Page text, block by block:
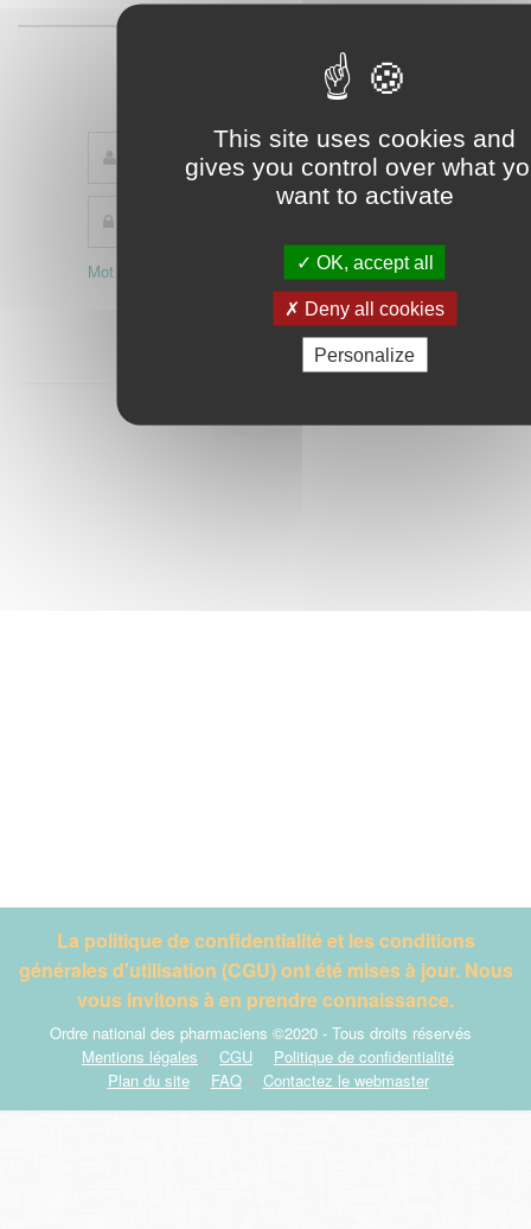
This site uses cookies and
gives you control over what
want to activate
OK, accept all
Deny all cookies
Personalize
Je suis étudiant
Mot de passe oublié ? Activer mon compte
Connexion
La politique de confidentialité et les conditions
générales d'utilisation (CGU) ont été mises à jour. Nous
vous invitons à en prendre connaissance.
Ordre national des pharmaciens ©2020 - Tous droits réservés
Mentions légales
CGU
Politique de confidentialité
Plan du site
FAQ Contactez le webmaster